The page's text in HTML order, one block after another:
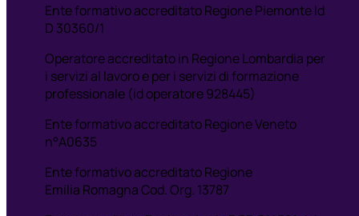
Ente formativo accreditato Regione Piemonte Id
D 30360/1
Operatore accreditato in Regione Lombardia per
i servizi al lavoro e per i servizi di formazione
professionale (id operatore 928445)
Ente formativo accreditato Regione Veneto
n°A0635
Ente formativo accreditato Regione
Emilia Romagna Cod. Org. 13787